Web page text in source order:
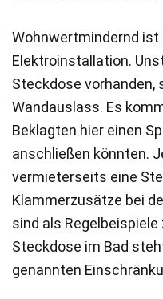
Wohnwertmindernd ist
Elektroinstallation.
Steckdose vorhanden,
Wandauslass. Es
Beklagten hier einen
anschließen könnten.
vermieterseits eine
Klammerzusätze bei
sind als
Steckdose im Bad
genannten